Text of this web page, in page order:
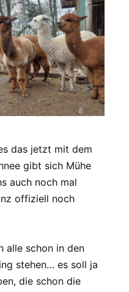
das jetzt mit dem
gibt sich Mühe
auch noch mal
offiziell noch
alle schon in den
stehen… es soll ja
die schon die